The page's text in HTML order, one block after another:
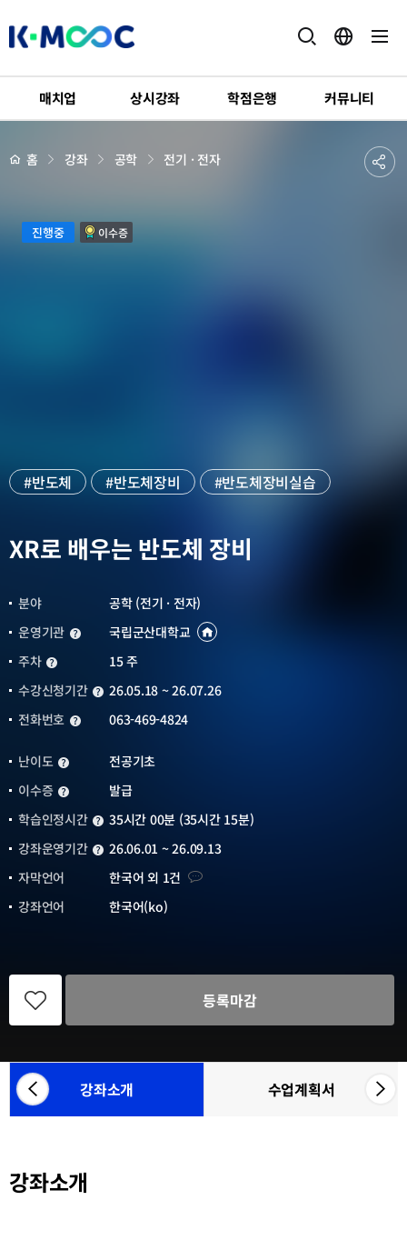
K-
매치업 상시강좌 학점은행 커뮤니티
강
세하
위 홈 강좌 공학 전기 · 전자
공
XR
로진행중 이수증
#반도체 #반도체장비
#반도체장비실습
XR로 배우는 반도체 장비
분야
공학 (전기 · 전자)
운영기관 운영기관국립군산대학교
운영기관
바로가기
주차 주차
15 주
수강신청기간 수강신청기간
26.05.18 ~ 26.07.26
전화번호 전화번호063-469-4824
난이도 난이도
전공기초
이수증 이수증
발급
학습인정시간 학습인정시간
35시간 00분 (35시간 15분)
강좌운영기간 강좌운영기간
26.06.01 ~ 26.09.13
자막언어
한국어 외 1건 자막언어
강좌언어
한국어(ko)
관
좌
등
등록마감
좌
카
테
강좌소개 수업계획서
참
목
록
강좌소개